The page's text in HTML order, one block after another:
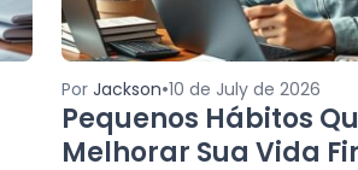
PorJackson•10 de July de 2026
Pequenos Hábitos
Melhorar Sua Vida